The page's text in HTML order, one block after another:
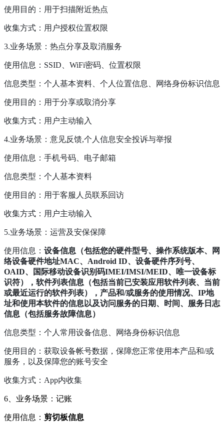
使用目的：用于扫描附近热点
收集方式：用户授权位置权限
3.业务场景：热点分享及取消服务
使用信息：SSID、WiFi密码、位置权限
信息类型：个人基本资料、个人位置信息、网络身份标识信息
使用目的：用于分享或取消分享
收集方式：用户主动输入
4.业务场景：意见反馈,个人信息安全投诉与举报
使用信息：手机号码、电子邮箱
信息类型：个人基本资料
使用目的：用于客服人员联系回访
收集方式：用户主动输入
5.业务场景：运营及安保保障
使用信息： 设备信息（包括您的硬件型号、操作系统版本、网
络设备硬件地址MAC、Android ID、设备硬件序列号、
OAID、国际移动设备识别码IMEI/IMSI/MEID、唯一设备标
识符），软件列表信息（包括当前已安装应用软件列表、当前
或最近运行的软件列表），产品和/或服务的使用情况、IP地
址和使用本软件的信息以及访问服务的日期、时间、服务日志
信息（包括服务故障信息）
信息类型：个人常用设备信息、网络身份标识信息
使用目的：获取设备帐号数据，保障您正常使用本产品和/或
服务，以及保障您的账号安全
收集方式：App内收集
6、业务场景：记账
使用信息： 剪切板信息